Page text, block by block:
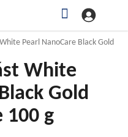
Pearl NanoCare Black Gold
White
Gold
100 g